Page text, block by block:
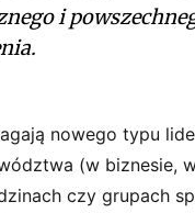
i
nowego typu
(w biznesie,
czy grupach